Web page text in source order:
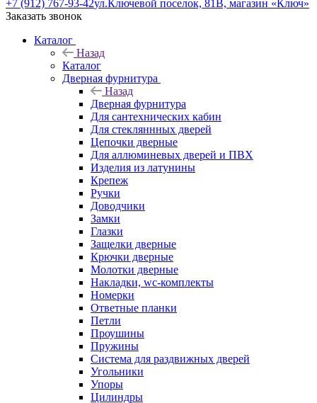
+7 (912) 767-93-42ул.Ключевой поселок, 81В, магазин «Ключ»
Заказать звонок
Каталог
Назад
Каталог
Дверная фурнитура
Назад
Дверная фурнитура
Для сантехнических кабин
Для стекляннных дверей
Цепочки дверные
Для аллюминевых дверей и ПВХ
Изделия из латунины
Крепеж
Ручки
Доводчики
Замки
Глазки
Защелки дверные
Крючки дверные
Молотки дверные
Накладки, wc-комплекты
Номерки
Ответные планки
Петли
Проушины
Пружины
Система для раздвижных дверей
Угольники
Упоры
Цилиндры